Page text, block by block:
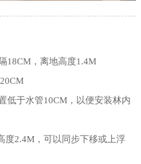
18CM，离地高度1.4M
低于水管10CM，以便安装林内
度2.4M，可以同步下移或上浮